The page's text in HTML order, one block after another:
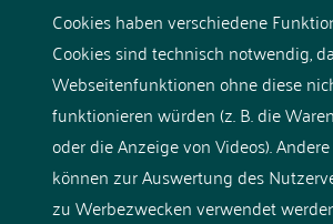
Cookies haben verschiedene
Cookies sind technisch notwendig,
Webseitenfunktionen ohne diese
funktionieren würden (z. B. die
oder die Anzeige von Videos).
können zur Auswertung des
zu Werbezwecken verwendet